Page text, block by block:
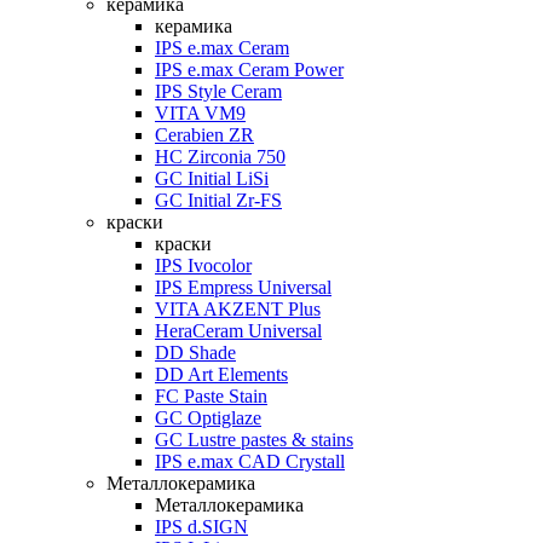
керамика
керамика
IPS e.max Ceram
IPS e.max Ceram Power
IPS Style Ceram
VITA VM9
Cerabien ZR
HC Zirconia 750
GC Initial LiSi
GC Initial Zr-FS
краски
краски
IPS Ivocolor
IPS Empress Universal
VITA AKZENT Plus
HeraCeram Universal
DD Shade
DD Art Elements
FC Paste Stain
GC Optiglaze
GC Lustre pastes & stains
IPS e.max CAD Crystall
Металлокерамика
Металлокерамика
IPS d.SIGN